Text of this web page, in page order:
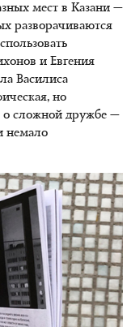
мест в Казани —
разворачиваются
и Евгения
Василиса
но
о сложной дружбе —
немало